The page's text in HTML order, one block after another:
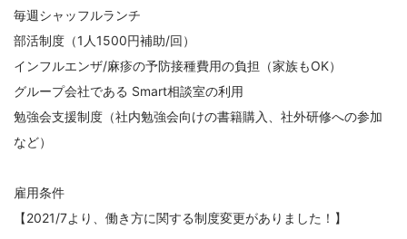
毎週シャッフルランチ
部活制度（1人1500円補助/回）
インフルエンザ/麻疹の予防接種費用の負担（家族もOK）
グループ会社である Smart相談室の利用
勉強会支援制度（社内勉強会向けの書籍購入、社外研修への参加
など）
雇用条件
【2021/7より、働き方に関する制度変更がありました！】